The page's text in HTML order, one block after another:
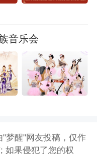
音乐会
梦醒"网友投稿，仅作
如果侵犯了您的权